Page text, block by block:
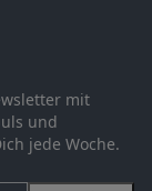
mit
und
jede Woche.